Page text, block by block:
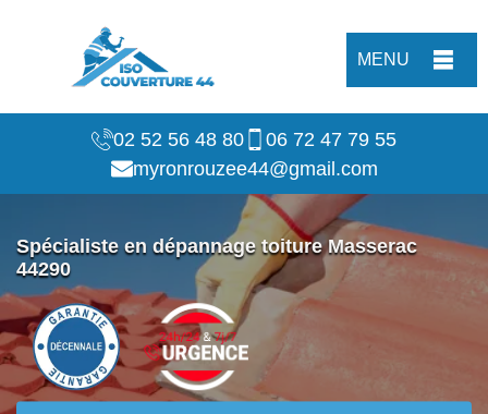
MENU
02 52 56 48 80
06 72 47 79 55
myronrouzee44@gmail.com
Spécialiste en dépannage toiture Masserac
44290